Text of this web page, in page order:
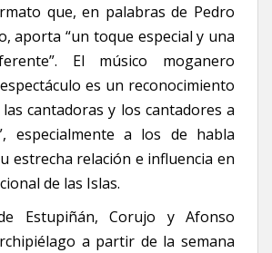
que, en palabras de Pedro
aporta “un toque especial y una
El músico moganero
es un reconocimiento
cantadoras y los cantadores a
especialmente a los de habla
estrecha relación e influencia en
de las Islas.
Estupiñán, Corujo y Afonso
a partir de la semana